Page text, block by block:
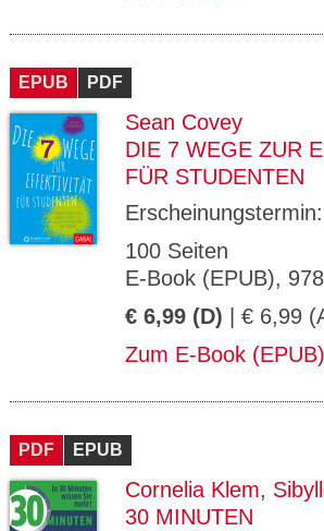
EPUB PDF
Sean Covey
DIE 7 WEGE ZUR
FÜR STUDENTEN
Erscheinungstermin:
100 Seiten
E-Book (EPUB),
€ 6,99 (D) | € 6,99
Zum E-Book (EPUB)
PDF EPUB
Cornelia Klem,
30 MINUTEN